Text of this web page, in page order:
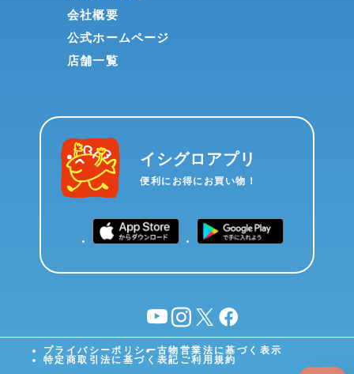
会社概要
公式ホームページ
店舗一覧
イシグロアプリ
便利にお得にお買い物！
YouTubeinstagram
X facebook
プライバシーポリシー古物営業法に基づく表示
特定商取引法に基づく表記 ご利用規約